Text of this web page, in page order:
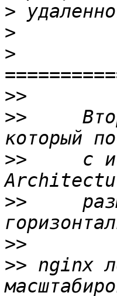
>
>
>
>>
>>
>>
с
>>
>>
>> nginx